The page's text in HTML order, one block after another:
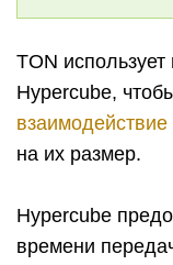
TON
Hypercube,
на их размер.
Hypercube
времени